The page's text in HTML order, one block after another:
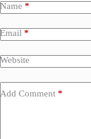
Name *
Email *
Website
Add Comment *